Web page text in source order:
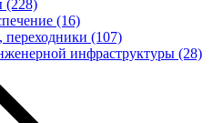
(228)
(16)
переходники (107)
инфраструктуры (28)